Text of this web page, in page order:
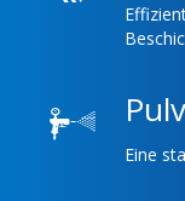
Eine